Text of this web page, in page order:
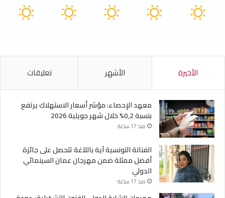
الأخيرة الأشهر تعليقات
معهد الإحصاء: مؤشر أسعار الاستهلاك يرتفع
بنسبة 0,2% خلال شهر جويلية 2026
منذ 17 ساعة
الفنانة التونسية آية باللآغة تتحصل على جائزة
أفضل ممثلة ضمن مهرجان عمان السينمائي
الدولي
منذ 17 ساعة